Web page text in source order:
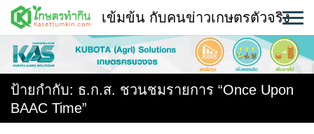
Skip
content
พืช
หน้าแรก
แวดวงเกษตร
เข้มข้น กับคนข่าวเกษตรตัวจริง
ป้ายกำกับ: ธ.ก.ส. ชวนชมรายการ “Once Upon
BAAC Time”